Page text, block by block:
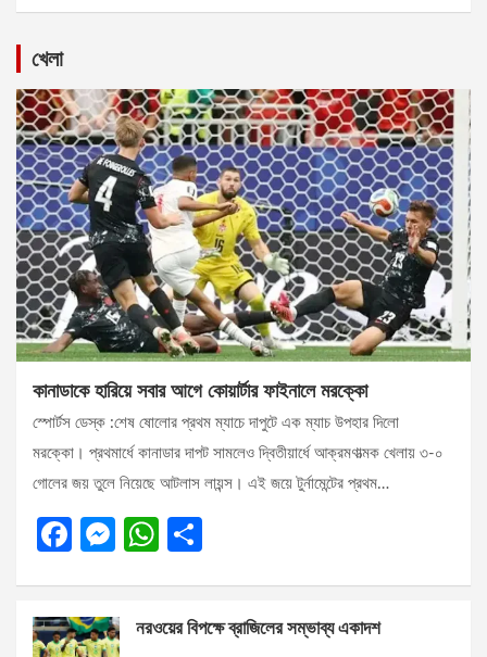
খেলা
কানাডাকে হারিয়ে সবার আগে কোয়ার্টার ফাইনালে মরক্কো
স্পোর্টস ডেস্ক :শেষ ষোলোর প্রথম ম্যাচে দাপুটে এক ম্যাচ উপহার দিলো
মরক্কো। প্রথমার্ধে কানাডার দাপট সামলেও দ্বিতীয়ার্ধে আক্রমণাত্মক খেলায় ৩-০
গোলের জয় তুলে নিয়েছে আটলাস লায়ন্স। এই জয়ে টুর্নামেন্টের প্রথম…
F
b
M
n
W
s
e
নরওয়ের বিপক্ষে ব্রাজিলের সম্ভাব্য একাদশ